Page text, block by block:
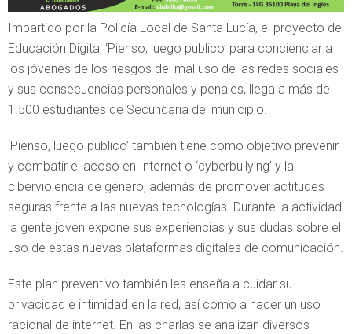
Impartido por la Policía Local de Santa Lucía, el proyecto de
Educación Digital ‘Pienso, luego publico’ para concienciar a
los jóvenes de los riesgos del mal uso de las redes sociales
y sus consecuencias personales y penales, llega a más de
1.500 estudiantes de Secundaria del municipio.
‘Pienso, luego publico’ también tiene como objetivo prevenir
y combatir el acoso en Internet o ‘cyberbullying’ y la
ciberviolencia de género, además de promover actitudes
seguras frente a las nuevas tecnologías. Durante la actividad
la gente joven expone sus experiencias y sus dudas sobre el
uso de estas nuevas plataformas digitales de comunicación.
Este plan preventivo también les enseña a cuidar su
privacidad e intimidad en la red, así como a hacer un uso
racional de internet. En las charlas se analizan diversos